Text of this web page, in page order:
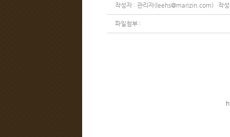
작성자 : 관리자(leehs@marizin.com) 작
파일첨부 :